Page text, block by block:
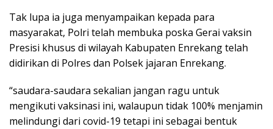
Tak lupa ia juga menyampaikan kepada para
masyarakat, Polri telah membuka poska Gerai vaksin
Presisi khusus di wilayah Kabupaten Enrekang telah
didirikan di Polres dan Polsek jajaran Enrekang.
“saudara-saudara sekalian jangan ragu untuk
mengikuti vaksinasi ini, walaupun tidak 100% menjamin
melindungi dari covid-19 tetapi ini sebagai bentuk